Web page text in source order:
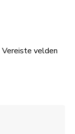
Vereiste velden